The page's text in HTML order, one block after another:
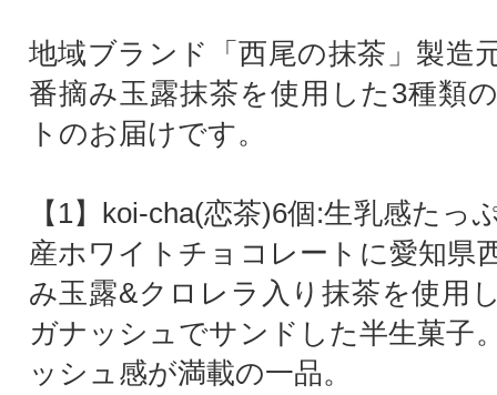
地域ブランド「西尾の抹茶」製
番摘み玉露抹茶を使用した3種類
トのお届けです。
【1】koi-cha(恋茶)6個:生乳感たっ
産ホワイトチョコレートに愛知県
み玉露&クロレラ入り抹茶を使用
ガナッシュでサンドした半生菓子
ッシュ感が満載の一品。